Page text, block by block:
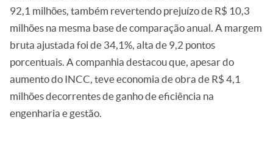
92,1 milhões, também revertendo prejuízo de R$ 10,3
milhões na mesma base de comparação anual. A margem
bruta ajustada foi de 34,1%, alta de 9,2 pontos
porcentuais. A companhia destacou que, apesar do
aumento do INCC, teve economia de obra de R$ 4,1
milhões decorrentes de ganho de eficiência na
engenharia e gestão.